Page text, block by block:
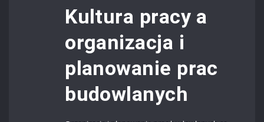
Kultura pracy a
organizacja i
planowanie prac
budowlanych